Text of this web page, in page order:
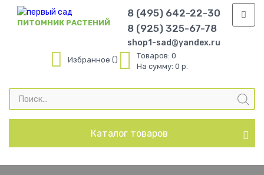
ПИТОМНИК РАСТЕНИЙ
8 (495) 642-22-30
8 (925) 325-67-78
shop1-sad@yandex.ru
Избранное Товаров: 0
На сумму: 0 р.
Поиск
товаров
Каталог товаров